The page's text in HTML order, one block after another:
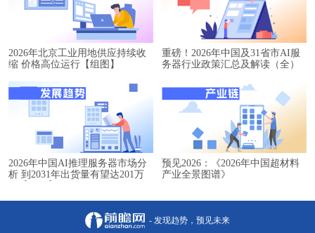
2026年北京工业用地供应持续收
缩 价格高位运行【组图】
重磅！2026年中国及31省市AI服
务器行业政策汇总及解读（全）
2026年中国AI推理服务器市场分
析 到2031年出货量有望达201万
预见2026：《2026年中国超材料
产业全景图谱》
- 发现趋势，预见未来